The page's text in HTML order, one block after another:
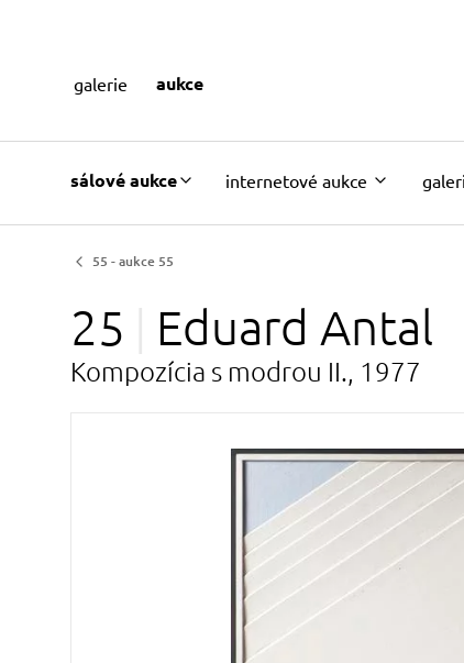
sálové aukce internetové aukce
galerie aukce
55 - aukce 55
25 Eduard Antal
Kompozícia s modrou II., 1977